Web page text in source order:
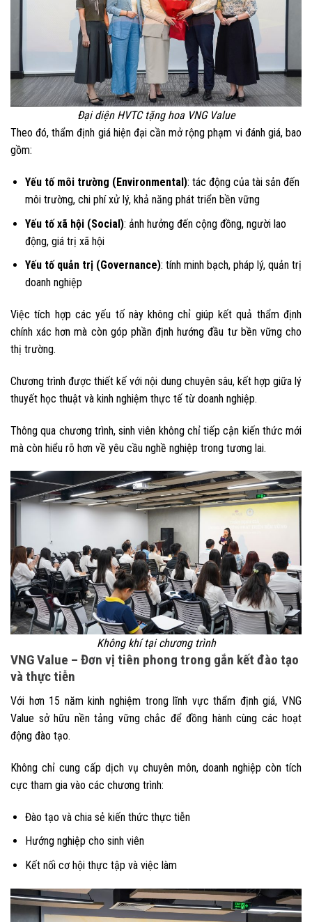
Đại diện HVTC tặng hoa VNG Value
Theo đó, thẩm định giá hiện đại cần mở rộng phạm vi đánh giá, bao
gồm:
Yếu tố môi trường (Environmental): tác động của tài sản đến
môi trường, chi phí xử lý, khả năng phát triển bền vững
Yếu tố xã hội (Social): ảnh hưởng đến cộng đồng, người lao
động, giá trị xã hội
Yếu tố quản trị (Governance): tính minh bạch, pháp lý, quản trị
doanh nghiệp
Việc tích hợp các yếu tố này không chỉ giúp kết quả thẩm định
chính xác hơn mà còn góp phần định hướng đầu tư bền vững cho
thị trường.
Chương trình được thiết kế với nội dung chuyên sâu, kết hợp giữa lý
thuyết học thuật và kinh nghiệm thực tế từ doanh nghiệp.
Thông qua chương trình, sinh viên không chỉ tiếp cận kiến thức mới
mà còn hiểu rõ hơn về yêu cầu nghề nghiệp trong tương lai.
Không khí tại chương trình
VNG Value – Đơn vị tiên phong trong gắn kết đào tạo
và thực tiễn
Với hơn 15 năm kinh nghiệm trong lĩnh vực thẩm định giá, VNG
Value sở hữu nền tảng vững chắc để đồng hành cùng các hoạt
động đào tạo.
Không chỉ cung cấp dịch vụ chuyên môn, doanh nghiệp còn tích
cực tham gia vào các chương trình:
Đào tạo và chia sẻ kiến thức thực tiễn
Hướng nghiệp cho sinh viên
Kết nối cơ hội thực tập và việc làm